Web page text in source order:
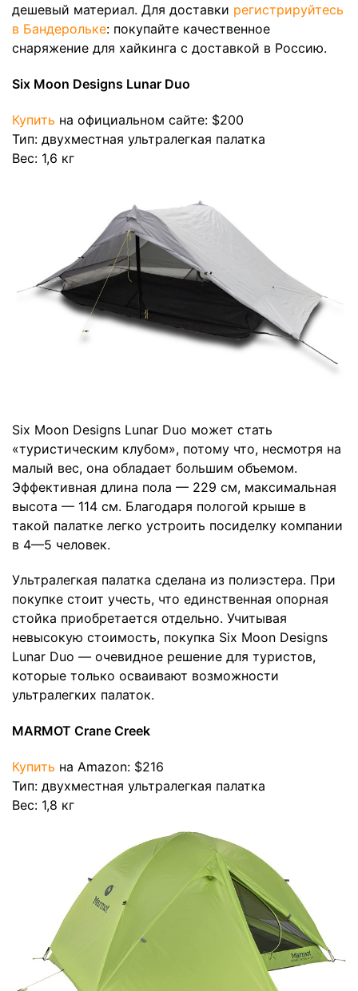
дешевый материал. Для доставки регистрируйтесь
в Бандерольке: покупайте качественное
снаряжение для хайкинга с доставкой в Россию.
Six Moon Designs Lunar Duo
Купить на официальном сайте: $200
Тип: двухместная ультралегкая палатка
Вес: 1,6 кг
Six Moon Designs Lunar Duo может стать
«туристическим клубом», потому что, несмотря на
малый вес, она обладает большим объемом.
Эффективная длина пола — 229 см, максимальная
высота — 114 см. Благодаря пологой крыше в
такой палатке легко устроить посиделку компании
в 4—5 человек.
Ультралегкая палатка сделана из полиэстера. При
покупке стоит учесть, что единственная опорная
стойка приобретается отдельно. Учитывая
невысокую стоимость, покупка Six Moon Designs
Lunar Duo — очевидное решение для туристов,
которые только осваивают возможности
ультралегких палаток.
MARMOT Crane Creek
Купить на Amazon: $216
Тип: двухместная ультралегкая палатка
Вес: 1,8 кг